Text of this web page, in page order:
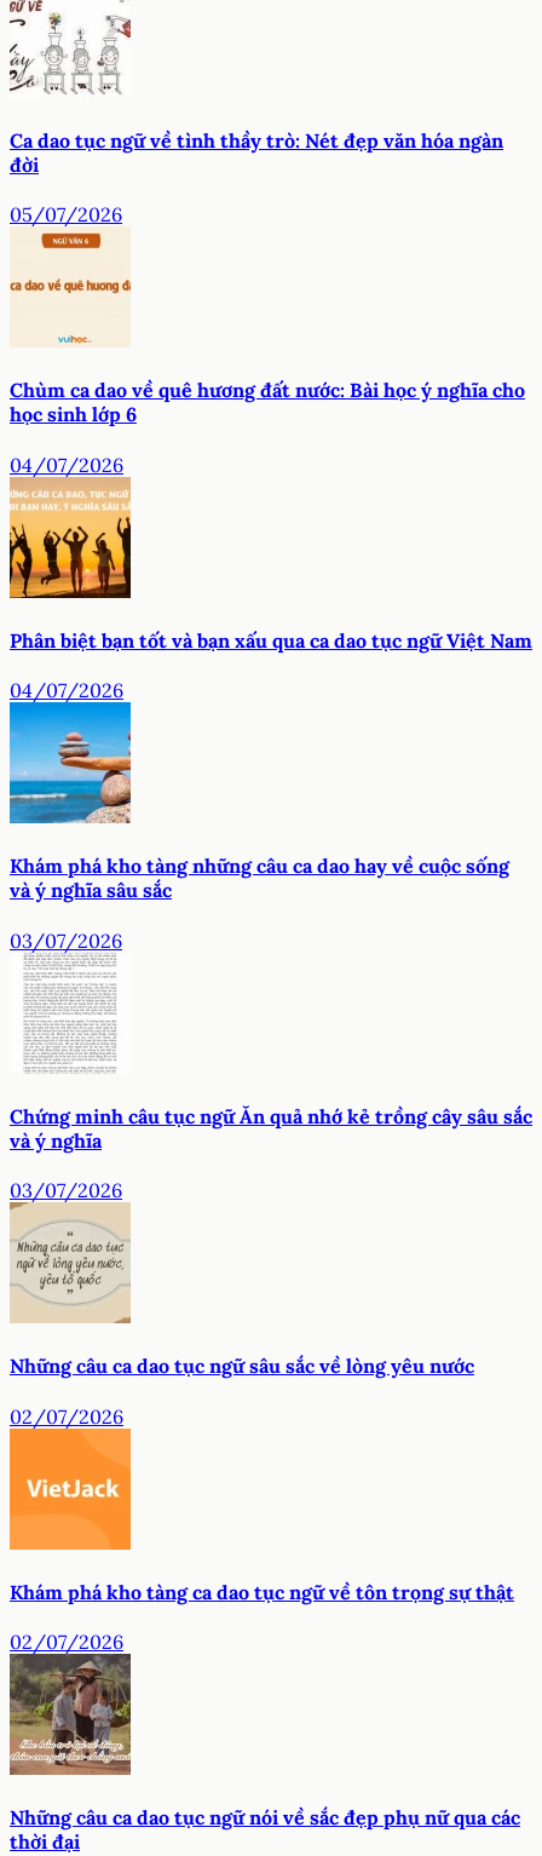
Ca dao tục ngữ về tình thầy trò: Nét đẹp văn hóa ngàn
đời
05/07/2026
Chùm ca dao về quê hương đất nước: Bài học ý nghĩa cho
học sinh lớp 6
04/07/2026
Phân biệt bạn tốt và bạn xấu qua ca dao tục ngữ Việt Nam
04/07/2026
Khám phá kho tàng những câu ca dao hay về cuộc sống
và ý nghĩa sâu sắc
03/07/2026
Chứng minh câu tục ngữ Ăn quả nhớ kẻ trồng cây sâu sắc
và ý nghĩa
03/07/2026
Những câu ca dao tục ngữ sâu sắc về lòng yêu nước
02/07/2026
Khám phá kho tàng ca dao tục ngữ về tôn trọng sự thật
02/07/2026
Những câu ca dao tục ngữ nói về sắc đẹp phụ nữ qua các
thời đại